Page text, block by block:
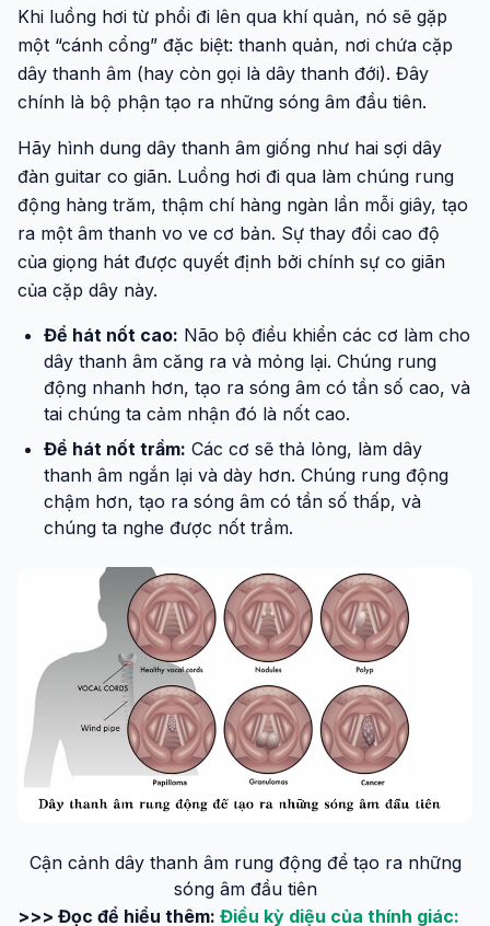
Khi luồng hơi từ phổi đi lên qua khí quản, nó sẽ gặp
một “cánh cổng” đặc biệt: thanh quản, nơi chứa cặp
dây thanh âm (hay còn gọi là dây thanh đới). Đây
chính là bộ phận tạo ra những sóng âm đầu tiên.
Hãy hình dung dây thanh âm giống như hai sợi dây
đàn guitar co giãn. Luồng hơi đi qua làm chúng rung
động hàng trăm, thậm chí hàng ngàn lần mỗi giây, tạo
ra một âm thanh vo ve cơ bản. Sự thay đổi cao độ
của giọng hát được quyết định bởi chính sự co giãn
của cặp dây này.
Để hát nốt cao: Não bộ điều khiển các cơ làm cho
dây thanh âm căng ra và mỏng lại. Chúng rung
động nhanh hơn, tạo ra sóng âm có tần số cao, và
tai chúng ta cảm nhận đó là nốt cao.
Để hát nốt trầm: Các cơ sẽ thả lỏng, làm dây
thanh âm ngắn lại và dày hơn. Chúng rung động
chậm hơn, tạo ra sóng âm có tần số thấp, và
chúng ta nghe được nốt trầm.
Cận cảnh dây thanh âm rung động để tạo ra những
sóng âm đầu tiên
>>> Đọc để hiểu thêm: Điều kỳ diệu của thính giác: